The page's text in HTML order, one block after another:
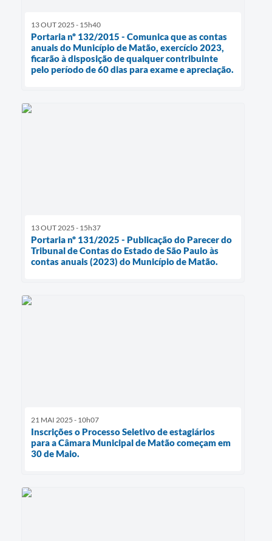
13 OUT 2025 - 15h40
Portaria nº 132/2015 - Comunica que as contas
anuais do Município de Matão, exercício 2023,
ficarão à disposição de qualquer contribuinte
pelo período de 60 dias para exame e apreciação.
13 OUT 2025 - 15h37
Portaria nº 131/2025 - Publicação do Parecer do
Tribunal de Contas do Estado de São Paulo às
contas anuais (2023) do Município de Matão.
21 MAI 2025 - 10h07
Inscrições o Processo Seletivo de estagiários
para a Câmara Municipal de Matão começam em
30 de Maio.